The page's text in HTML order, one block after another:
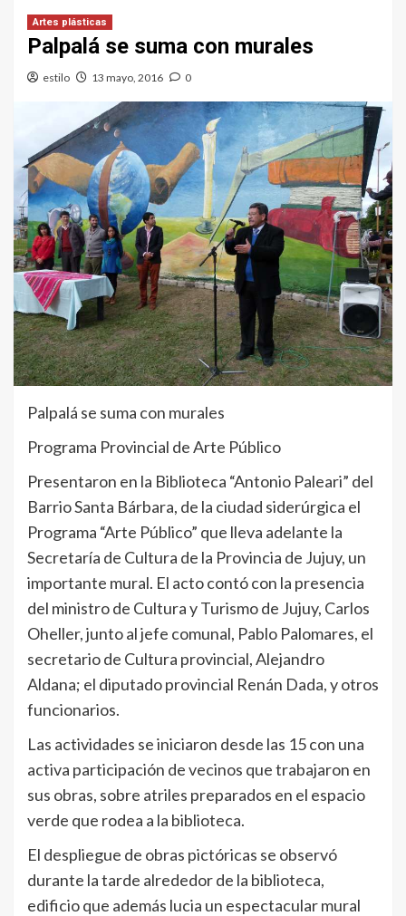
Artes plásticas
Palpalá se suma con murales
estilo 13 mayo, 2016 0
Palpalá se suma con murales
Programa Provincial de Arte Público
Presentaron en la Biblioteca “Antonio Paleari” del
Barrio Santa Bárbara, de la ciudad siderúrgica el
Programa “Arte Público” que lleva adelante la
Secretaría de Cultura de la Provincia de Jujuy, un
importante mural. El acto contó con la presencia
del ministro de Cultura y Turismo de Jujuy, Carlos
Oheller, junto al jefe comunal, Pablo Palomares, el
secretario de Cultura provincial, Alejandro
Aldana; el diputado provincial Renán Dada, y otros
funcionarios.
Las actividades se iniciaron desde las 15 con una
activa participación de vecinos que trabajaron en
sus obras, sobre atriles preparados en el espacio
verde que rodea a la biblioteca.
El despliegue de obras pictóricas se observó
durante la tarde alrededor de la biblioteca,
edificio que además lucia un espectacular mural